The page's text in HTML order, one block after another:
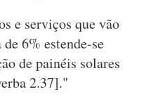
e serviços que vão
6% estende-se
de painéis solares
2.37]."